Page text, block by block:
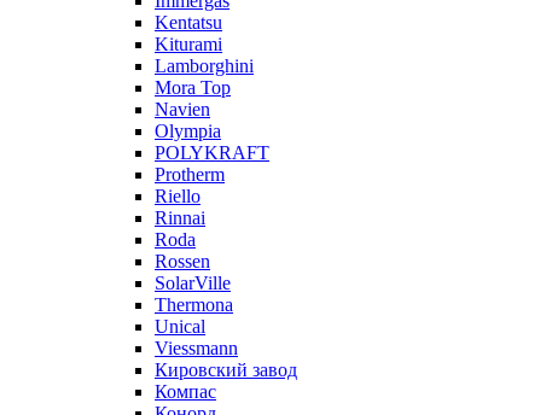
Kentatsu
Kiturami
Lamborghini
Mora Top
Navien
Olympia
POLYKRAFT
Protherm
Riello
Rinnai
Roda
Rossen
SolarVille
Thermona
Unical
Viessmann
Кировский завод
Компас